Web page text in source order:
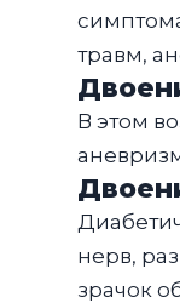
травм,
В этом
нерв,
зрачок